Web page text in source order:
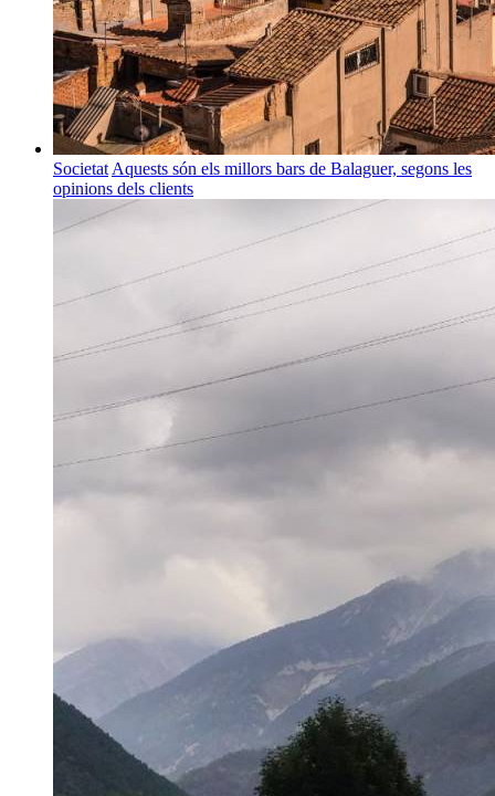
Societat Aquests són els millors bars de Balaguer, segons les
opinions dels clients